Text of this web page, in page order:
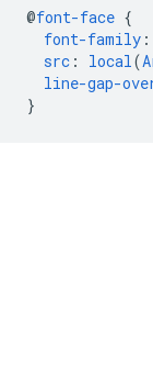
@font-face {
font-family :
src : local (
line-gap-
}